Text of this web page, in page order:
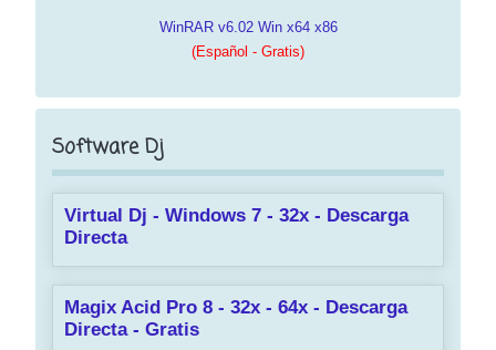
WinRAR v6.02 Win x64 x86
(Español - Gratis)
Software Dj
Virtual Dj - Windows 7 - 32x - Descarga
Directa
Magix Acid Pro 8 - 32x - 64x - Descarga
Directa - Gratis